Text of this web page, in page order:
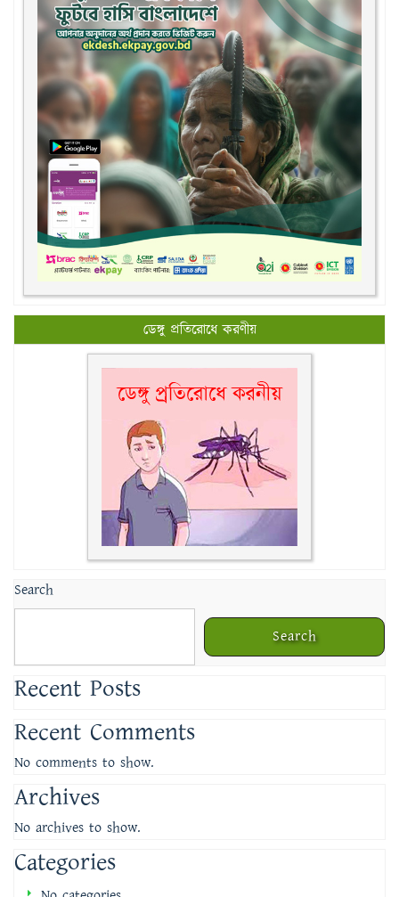
ডেঙ্গু প্রতিরোধে করণীয়
Search
Search
Recent Posts
Recent Comments
No comments to show.
Archives
No archives to show.
Categories